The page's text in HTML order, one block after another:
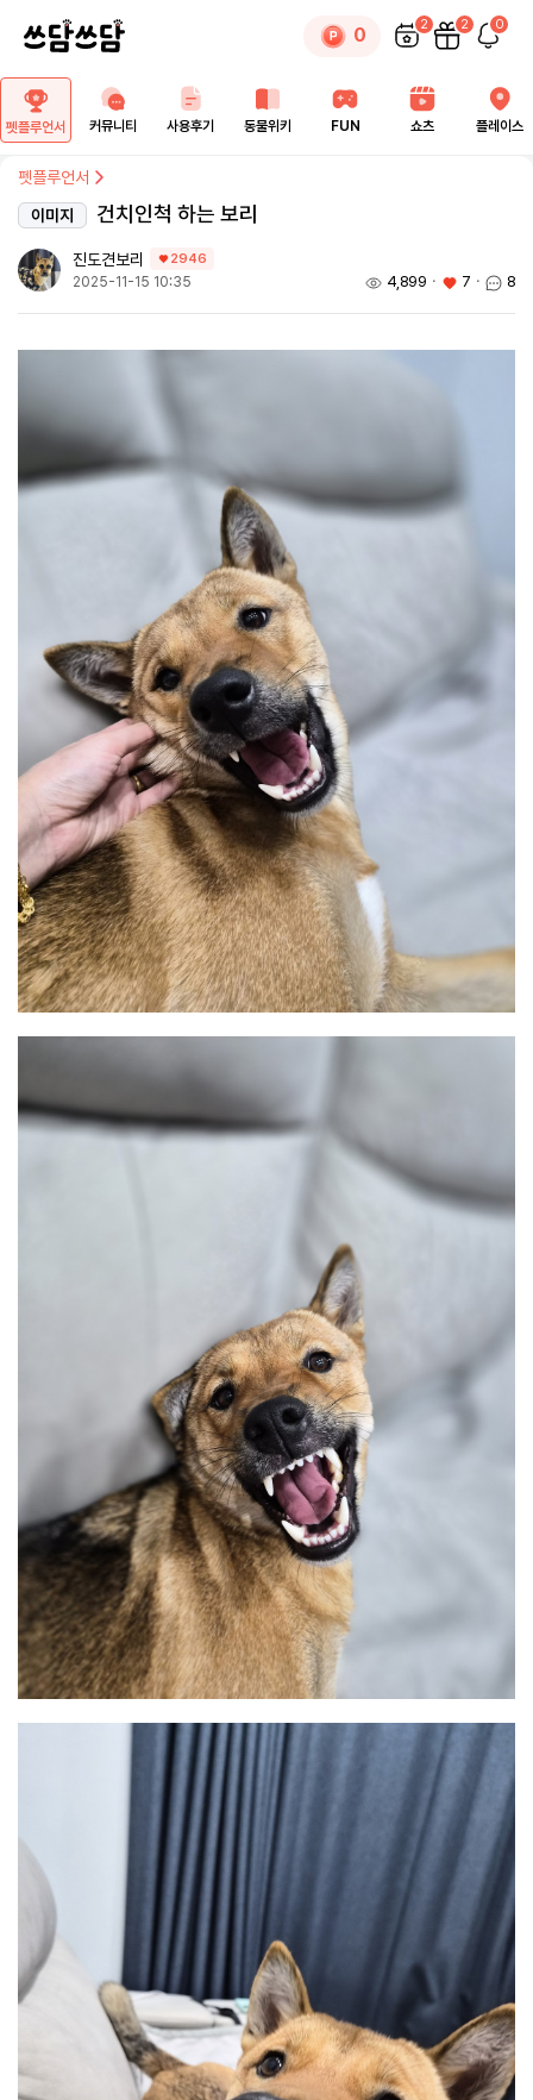
0 2 2 0
펫플루언서 커뮤니티 사용후기 동물위키 FUN 쇼츠 플레이스
펫플루언서
이미지
건치인척 하는 보리
진도견보리 2946
2025-11-15 10:35 4,899 ㆍ 7 ㆍ 8